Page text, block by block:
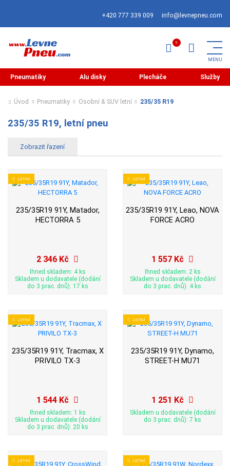
+420 777 339 009 info@levnepneu.com
Pneumatiky Alu disky Plecháče Služby
Úvod Pneumatiky Osobní & SUV letní 235/35 R19
235/35 R19, letní pneu
LETNÍ
235/35R19 91Y, Matador,
HECTORRA 5
2 346 Kč
Ihned skladem: 4 ks
Skladem u dodavatele (dodání
do 3 prac. dnů): 17 ks
LETNÍ
235/35R19 91Y, Leao, NOVA
FORCE ACRO
1 557 Kč
Ihned skladem: 2 ks
Skladem u dodavatele (dodání
do 3 prac. dnů): 4 ks
LETNÍ
235/35R19 91Y, Tracmax, X
PRIVILO TX-3
1 544 Kč
Ihned skladem: 1 ks
Skladem u dodavatele (dodání
do 3 prac. dnů): 20 ks
LETNÍ
235/35R19 91Y, Dynamo,
STREET-H MU71
1 251 Kč
Skladem u dodavatele (dodání
do 3 prac. dnů): 7 ks
LETNÍ LETNÍ